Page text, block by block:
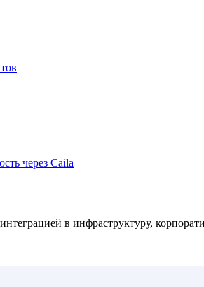
через Caila
в инфраструктуру,